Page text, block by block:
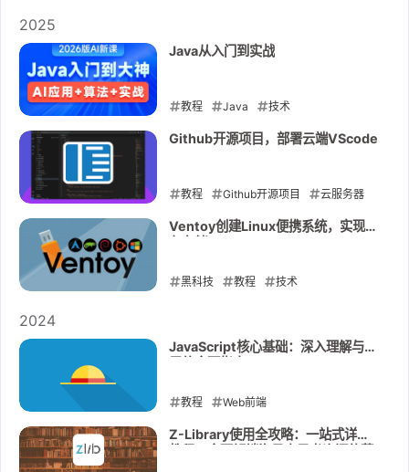
2025
Java从入门到实战
教程 Java 技术
2025-11-29
Github开源项目，部署云端VScode
教程 Github开源项目 云服务器
2025-09-13
Ventoy创建Linux便携系统，实现持
黑科技 教程 技术
2024
JavaScript核心基础：深入理解与应
教程 Web前端
2024-08-27
Z-Library使用全攻略：一站式详尽